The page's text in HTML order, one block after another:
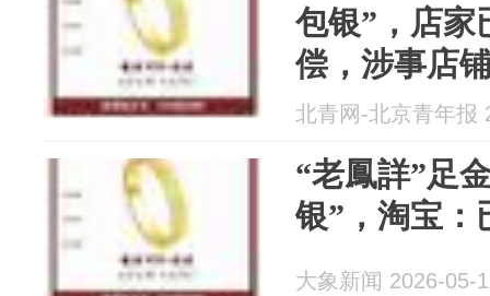
包银”，店家
偿，涉事店
北青网-北京青年报
“老鳳詳”足
银”，淘宝：
大象新闻 2026-05-